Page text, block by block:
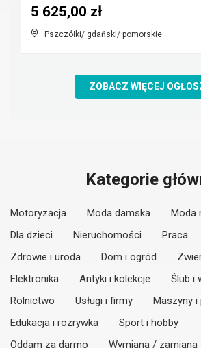
Pszczółki/ gdański/ pomorskie
5 625,00 zł
ZOBACZ WIĘCEJ
Kategorie
Motoryzacja Moda damska
Moda
Dla dzieci
Nieruchomości
Praca
Zdrowie i uroda
Dom i ogród
Elektronika
Antyki i kolekcje
Ślub i
Rolnictwo
Usługi i firmy
Maszyny i
Edukacja i rozrywka
Sport i hobby
Oddam za darmo
Wymiana / zamiana